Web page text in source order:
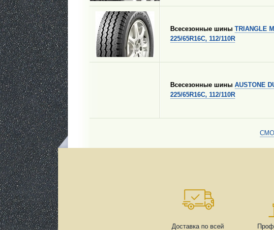
Всесезонные шины TRIANGLE
225/65R16C, 112/110R
Всесезонные шины AUSTONE
225/65R16C, 112/110R
Доставка по всей